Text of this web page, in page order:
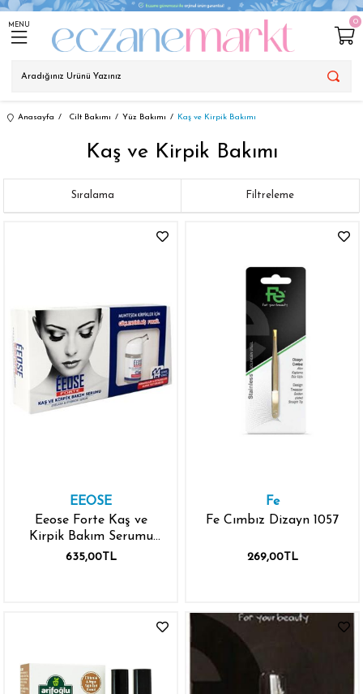
MENU 0
Anasayfa Cilt Bakımı Yüz Bakımı Kaş ve Kirpik Bakımı
Kaş ve Kirpik Bakımı
Filtreleme
Sıralama
EEOSE
Eeose Forte Kaş ve
Kirpik Bakım Serumu
10ml
635,00TL
Fe
Fe Cımbız Dizayn 1057
269,00TL